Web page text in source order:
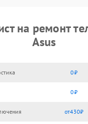
на ремонт
Asus
0
0
430